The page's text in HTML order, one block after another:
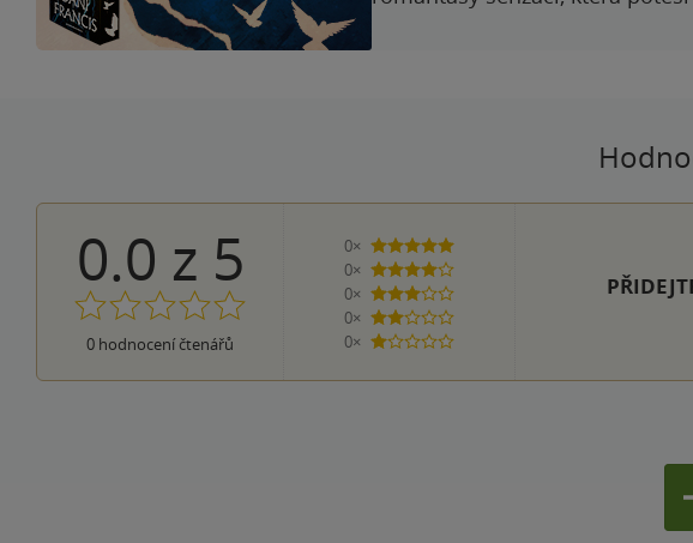
0.0 z 5
0 hodnocení čtenářů
0×
5 hvězdiček
0×
4 hvězdičky
0×
3 hvězdičky
0×
2 hvězdičky
0×
1 hvezdička